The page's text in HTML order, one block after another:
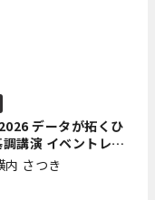
データが拓くひ
講演 イベントレポ
内 さつき